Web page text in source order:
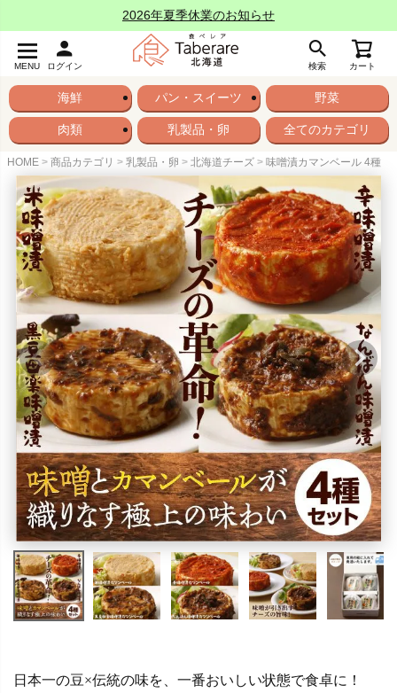
2026年夏季休業のお知らせ
MENU ログイン 検索 カート
海鮮 パン・スイーツ 野菜
肉類 乳製品・卵 全てのカテゴリ
HOME 商品カテゴリ 乳製品・卵 北海道チーズ 味噌漬カマンベール 4種
日本一の豆×伝統の味を、一番おいしい状態で食卓に！